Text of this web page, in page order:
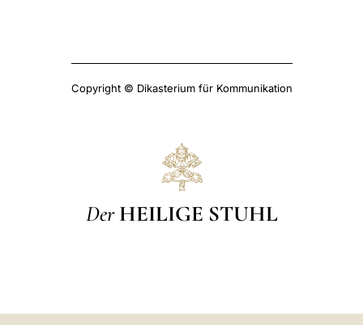
Copyright © Dikasterium für Kommunikation
Der HEILIGE STUHL